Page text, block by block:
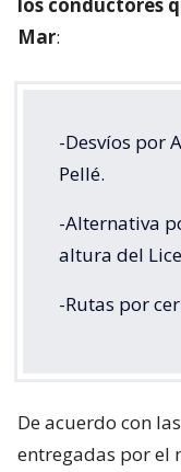
los conductores
Mar:
-Desvíos por
Pellé.
-Alternativa
altura del
-Rutas por
De acuerdo con
entregadas por el